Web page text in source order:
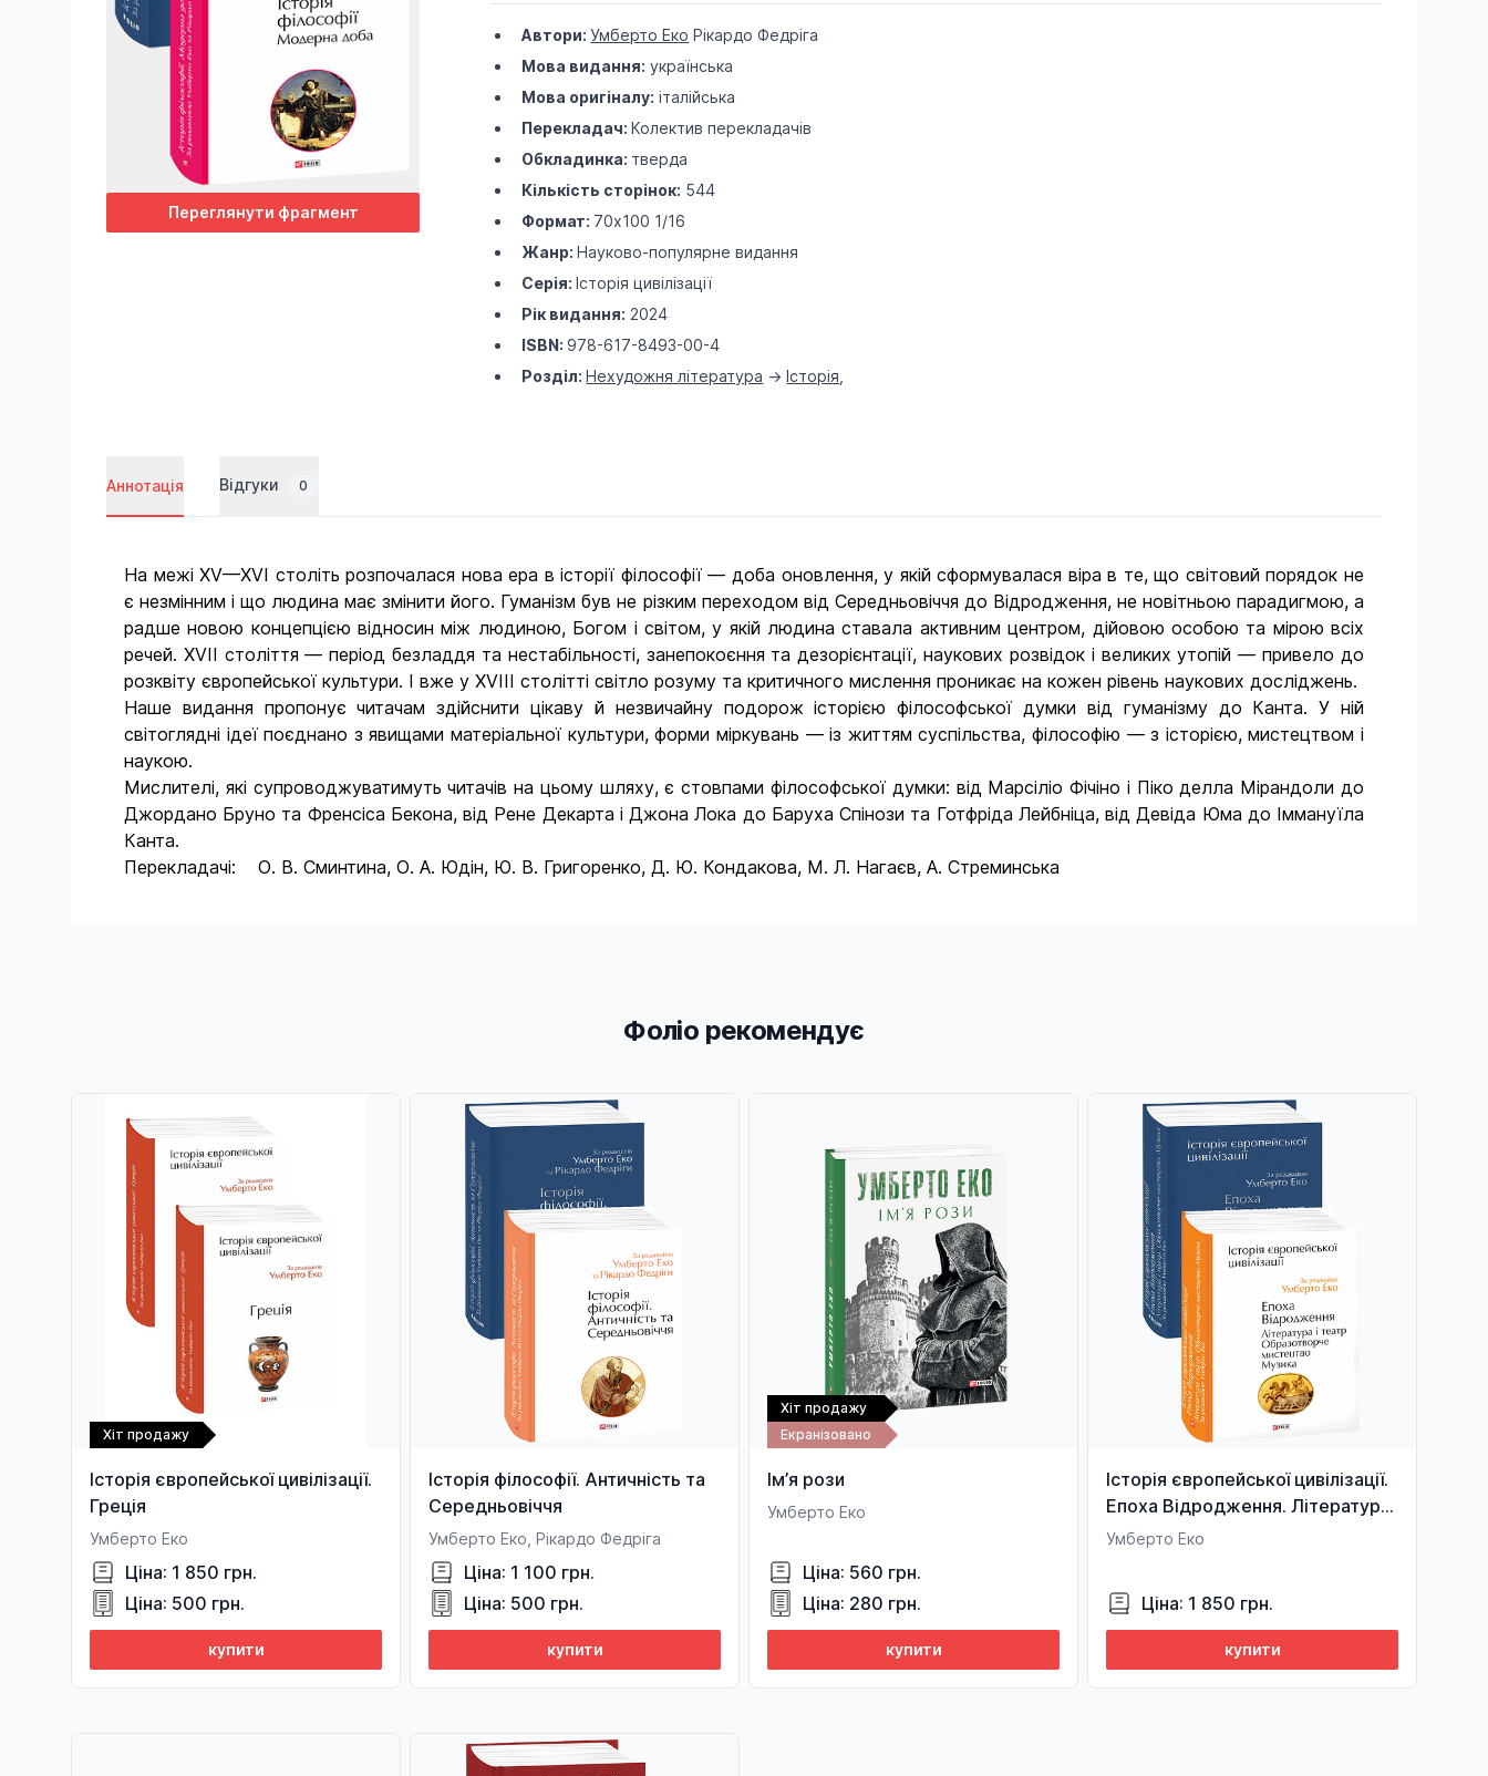
Переглянути фрагмент
Автори:Умберто Еко Рікардо Федріга
Мова видання: українська
Мова оригіналу: італійська
Перекладач:Колектив перекладачів
Обкладинка: тверда
Кількість сторінок: 544
Формат: 70х100 1/16
Жанр:Науково-популярне видання
Серія:Історія цивілізації
Рік видання: 2024
ISBN:978-617-8493-00-4
Розділ:Нехудожня література ->Історія
Аннотація Відгуки 0
На межі XV—XVI століть розпочалася нова ера в історії філософії — доба оновлення, у якій сформувалася віра в те, що світовий порядок не
є незмінним і що людина має змінити його. Гуманізм був не різким переходом від Середньовіччя до Відродження, не новітньою парадигмою, а
радше новою концепцією відносин між людиною, Богом і світом, у якій людина ставала активним центром, дійовою особою та мірою всіх
речей. XVII століття — період безладдя та нестабільності, занепокоєння та дезорієнтації, наукових розвідок і великих утопій — привело до
розквіту європейської культури. І вже у XVIII столітті світло розуму та критичного мислення проникає на кожен рівень наукових досліджень.
Наше видання пропонує читачам здійснити цікаву й незвичайну подорож історією філософської думки від гуманізму до Канта. У ній
світоглядні ідеї поєднано з явищами матеріальної культури, форми міркувань — із життям суспільства, філософію — з історією, мистецтвом і
наукою.
Мислителі, які супроводжуватимуть читачів на цьому шляху, є стовпами філософської думки: від Марсіліо Фічіно і Піко делла Мірандоли до
Джордано Бруно та Френсіса Бекона, від Рене Декарта і Джона Лока до Баруха Спінози та Готфріда Лейбніца, від Девіда Юма до Іммануїла
Канта.
Перекладачі: О. В. Сминтина, О. А. Юдін, Ю. В. Григоренко, Д. Ю. Кондакова, М. Л. Нагаєв, А. Стреминська
Фоліо рекомендує
Хіт продажу
Історія європейської цивілізації.
Греція
Умберто Еко
Ціна: 1 850 грн.
Ціна: 500 грн.
купити
Історія філософії. Античність та
Середньовіччя
Умберто Еко, Рікардо Федріга
Ціна: 1 100 грн.
Ціна: 500 грн.
купити
Екранізовано
Хіт продажу
Ім’я рози
Умберто Еко
Ціна: 560 грн.
Ціна: 280 грн.
купити
Історія європейської цивілізації.
Епоха Відродження. Література
і театр. Образотворче
Умберто Еко
Ціна: 1 850 грн.
купити